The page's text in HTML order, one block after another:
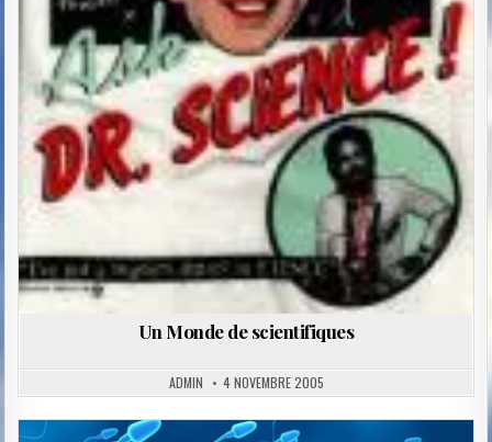
Un Monde de scientifiques
ADMIN 4 NOVEMBRE 2005